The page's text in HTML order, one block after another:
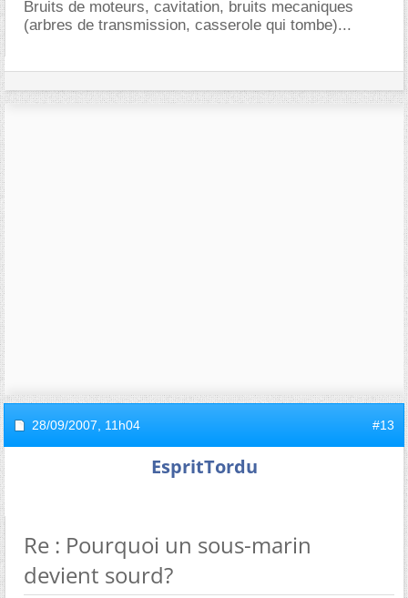
Bruits de moteurs, cavitation, bruits mecaniques
(arbres de transmission, casserole qui tombe)...
28/09/2007, 11h04 #13
EspritTordu
Re : Pourquoi un sous-marin
devient sourd?